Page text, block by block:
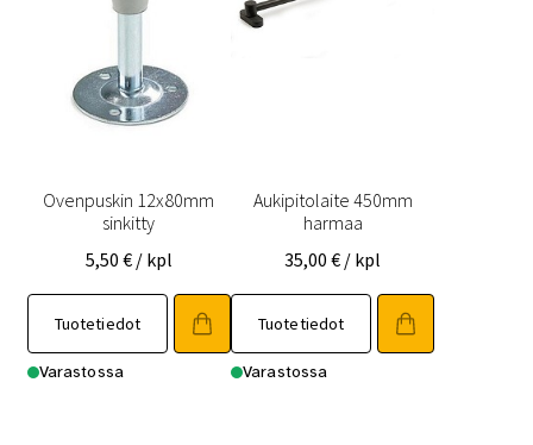
Ovenpuskin 12x80mm
sinkitty
5,50 € / kpl
Tuotetiedot
Varastossa
Aukipitolaite 450mm
harmaa
35,00€ / kpl
Tuotetiedot
Varastossa